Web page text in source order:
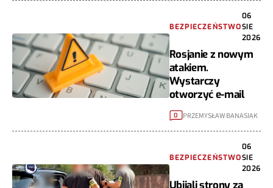
BEZPIECZEŃSTWO
06
SIE
2026
Rosjanie z nowym
atakiem.
Wystarczy
otworzyć e-mail
0 PRZEMYSŁAW BANASIAK
BEZPIECZEŃSTWO
06
SIE
2026
Ubijali strony za